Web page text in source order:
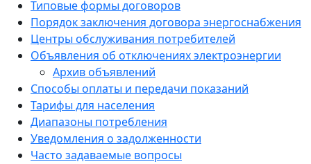
Типовые формы договоров
Порядок заключения договора энергоснабжения
Центры обслуживания потребителей
Объявления об отключениях электроэнергии
Архив объявлений
Способы оплаты и передачи показаний
Тарифы для населения
Диапазоны потребления
Уведомления о задолженности
Часто задаваемые вопросы